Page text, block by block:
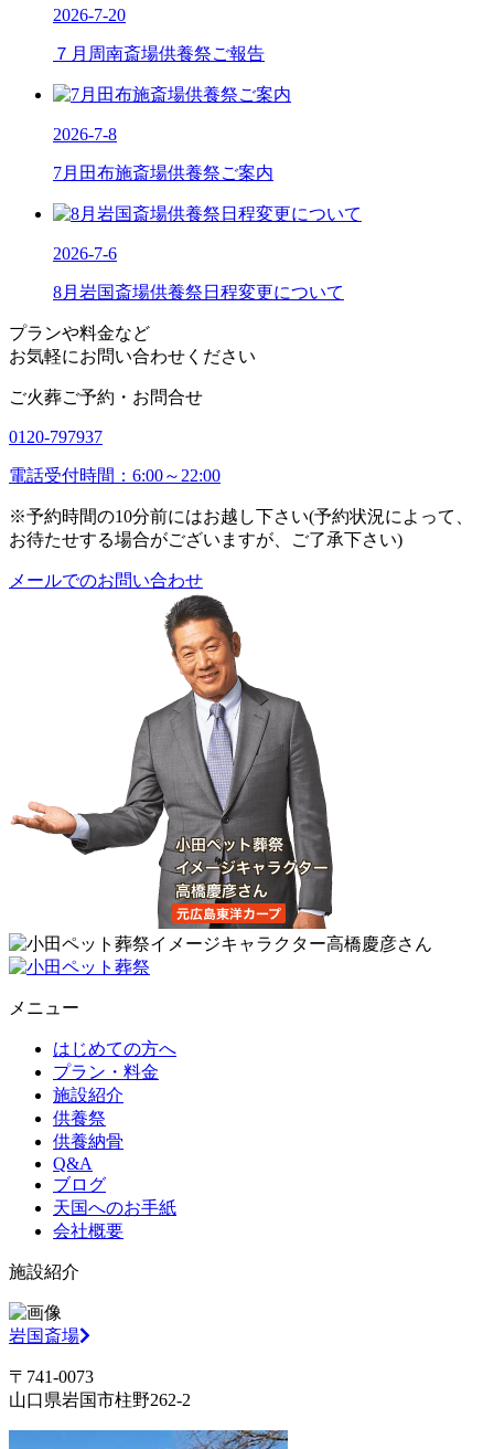
2026-7-20
７月周南斎場供養祭ご報告
2026-7-8
7月田布施斎場供養祭ご案内
2026-7-6
8月岩国斎場供養祭日程変更について
プランや料金など
お気軽にお問い合わせください
ご火葬ご予約・お問合せ
0120-797937
電話受付時間：6:00～22:00
※予約時間の10分前にはお越し下さい(予約状況によって、
お待たせする場合がございますが、ご了承下さい)
メールでのお問い合わせ
メニュー
はじめての方へ
プラン・料金
施設紹介
供養祭
供養納骨
Q&A
ブログ
天国へのお手紙
会社概要
施設紹介
岩国斎場
〒741-0073
山口県岩国市柱野262-2